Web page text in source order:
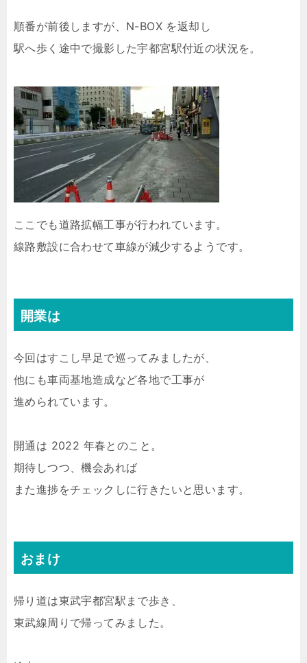
順番が前後しますが、N-BOX を返却し
駅へ歩く途中で撮影した宇都宮駅付近の状況を。
ここでも道路拡幅工事が行われています。
線路敷設に合わせて車線が減少するようです。
開業は
今回はすこし早足で巡ってみましたが、
他にも車両基地造成など各地で工事が
進められています。
開通は 2022 年春とのこと。
期待しつつ、機会あれば
また進捗をチェックしに行きたいと思います。
おまけ
帰り道は東武宇都宮駅まで歩き、
東武線周りで帰ってみました。